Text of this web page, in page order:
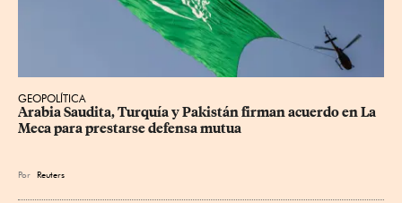
GEOPOLÍTICA
Arabia Saudita, Turquía y Pakistán firman acuerdo en La
Meca para prestarse defensa mutua
Por Reuters